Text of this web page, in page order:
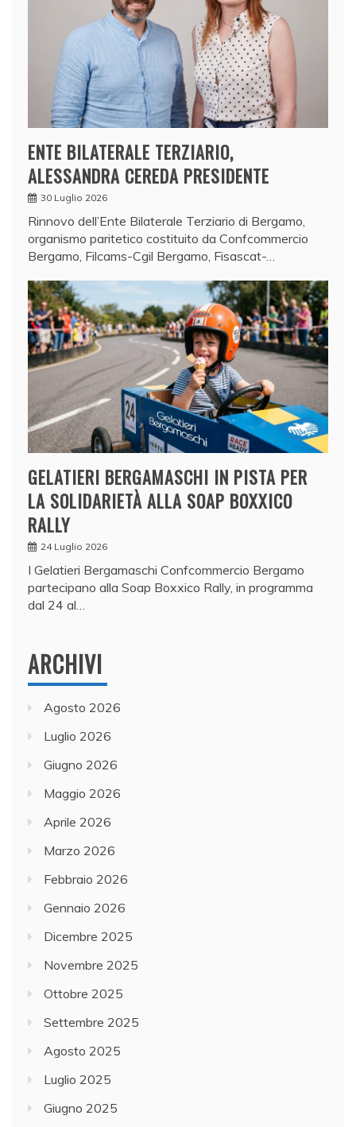
ENTE BILATERALE TERZIARIO,
ALESSANDRA CEREDA PRESIDENTE
30 Luglio 2026
Rinnovo dell’Ente Bilaterale Terziario di Bergamo,
organismo paritetico costituito da Confcommercio
Bergamo, Filcams-Cgil Bergamo, Fisascat-…
GELATIERI BERGAMASCHI IN PISTA PER
LA SOLIDARIETÀ ALLA SOAP BOXXICO
RALLY
24 Luglio 2026
I Gelatieri Bergamaschi Confcommercio Bergamo
partecipano alla Soap Boxxico Rally, in programma
dal 24 al…
ARCHIVI
Agosto 2026
Luglio 2026
Giugno 2026
Maggio 2026
Aprile 2026
Marzo 2026
Febbraio 2026
Gennaio 2026
Dicembre 2025
Novembre 2025
Ottobre 2025
Settembre 2025
Agosto 2025
Luglio 2025
Giugno 2025